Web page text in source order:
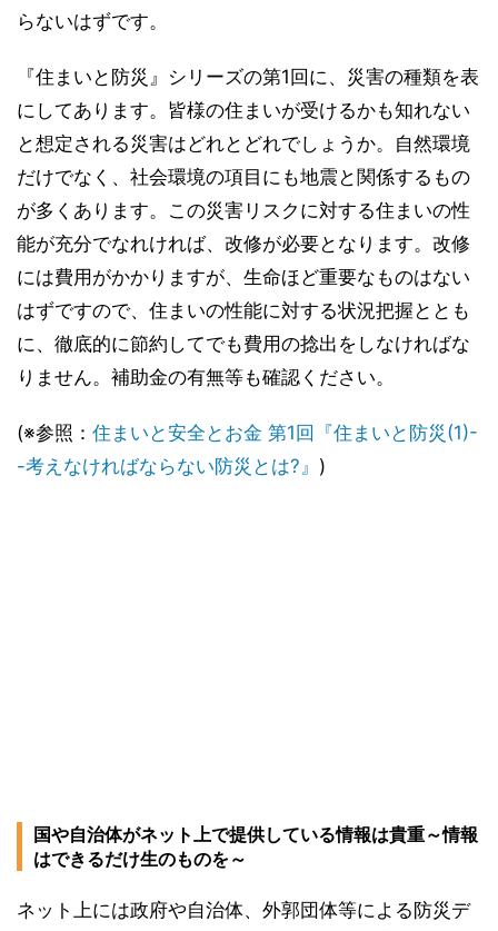
らないはずです。
『住まいと防災』シリーズの第1回に、災害の種類を表
にしてあります。皆様の住まいが受けるかも知れない
と想定される災害はどれとどれでしょうか。自然環境
だけでなく、社会環境の項目にも地震と関係するもの
が多くあります。この災害リスクに対する住まいの性
能が充分でなれければ、改修が必要となります。改修
には費用がかかりますが、生命ほど重要なものはない
はずですので、住まいの性能に対する状況把握ととも
に、徹底的に節約してでも費用の捻出をしなければな
りません。補助金の有無等も確認ください。
(※参照： 住まいと安全とお金 第1回『住まいと防災(1)-
-考えなければならない防災とは?』 )
国や自治体がネット上で提供している情報は貴重～情報
はできるだけ生のものを～
ネット上には政府や自治体、外郭団体等による防災デ